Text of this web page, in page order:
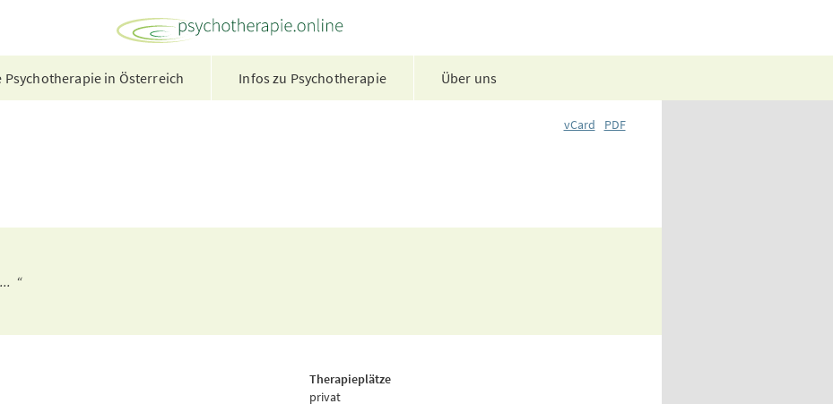
Psychotherapie in Österreich Infos zu Psychotherapie Über uns
vCard PDF
“
Therapieplätze
privat